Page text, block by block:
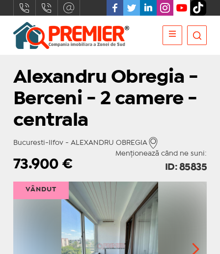
Alexandru Obregia -
Berceni - 2 camere -
centrala
Bucuresti-Ilfov - ALEXANDRU OBREGIA
Menționează când ne suni:
73.900€ ID: 85835
VÂNDUT